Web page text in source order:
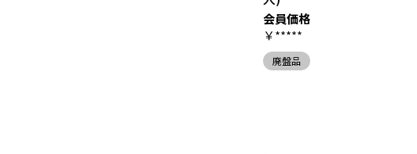
会員価格
￥*****
廃盤品